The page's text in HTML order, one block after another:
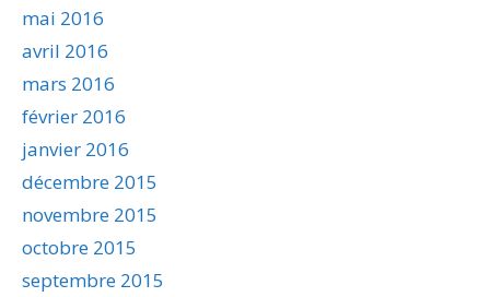
mai 2016
avril 2016
mars 2016
février 2016
janvier 2016
décembre 2015
novembre 2015
octobre 2015
septembre 2015